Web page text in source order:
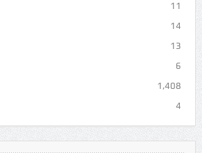
11
14
13
6
1,408
4